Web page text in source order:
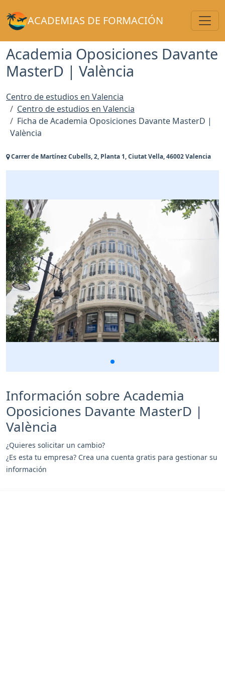
ACADEMIAS DE FORMACIÓN
Academia Oposiciones Davante
MasterD | València
Centro de estudios en Valencia
Centro de estudios en Valencia
Ficha de Academia Oposiciones Davante MasterD |
València
Carrer de Martínez Cubells, 2, Planta 1, Ciutat Vella, 46002 Valencia
Información sobre Academia
Oposiciones Davante MasterD |
València
¿Quieres solicitar un cambio?
¿Es esta tu empresa? Crea una cuenta gratis para gestionar su
información